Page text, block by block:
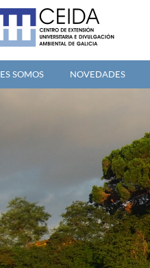
principal
SOMOS NOVEDADES